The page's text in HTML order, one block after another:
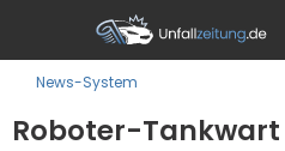
News-System
Roboter-Tankwart